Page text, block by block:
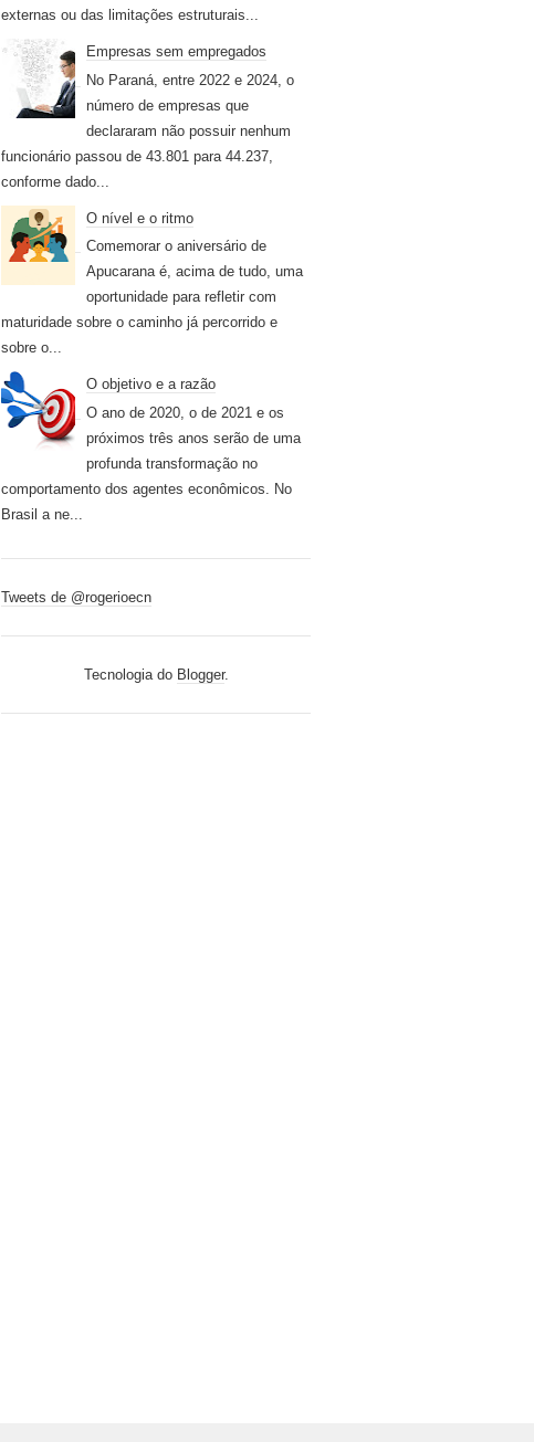
externas ou das limitações estruturais...
Empresas sem empregados
No Paraná, entre 2022 e 2024, o
número de empresas que
declararam não possuir nenhum
funcionário passou de 43.801 para 44.237,
conforme dado...
O nível e o ritmo
Comemorar o aniversário de
Apucarana é, acima de tudo, uma
oportunidade para refletir com
maturidade sobre o caminho já percorrido e
sobre o...
O objetivo e a razão
O ano de 2020, o de 2021 e os
próximos três anos serão de uma
profunda transformação no
comportamento dos agentes econômicos. No
Brasil a ne...
Tweets de @rogerioecn
Tecnologia do Blogger.